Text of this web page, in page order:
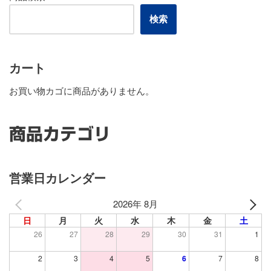
検索
カート
お買い物カゴに商品がありません。
商品カテゴリ
営業日カレンダー
2026年 8月
日 月 火 水 木 金 土
26 27 28 29 30 31 1
2 3 4 5 6 7 8